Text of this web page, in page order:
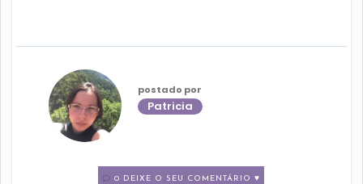
postado por
Patricia
0 DEIXE O SEU COMENTÁRIO ♥